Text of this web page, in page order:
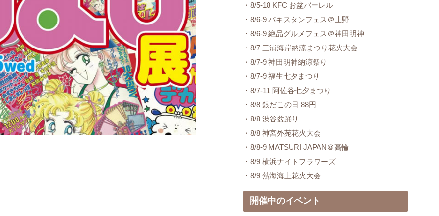
・8/5-18 KFC お盆バーレル
・8/6-9 パキスタンフェス＠上野
・8/6-9 絶品グルメフェス＠神田明神
・8/7 三浦海岸納涼まつり花火大会
・8/7-9 神田明神納涼祭り
・8/7-9 福生七夕まつり
・8/7-11 阿佐谷七夕まつり
・8/8 銀だこの日 88円
・8/8 渋谷盆踊り
・8/8 神宮外苑花火大会
・8/8-9 MATSURI JAPAN＠高輪
・8/9 横浜ナイトフラワーズ
・8/9 熱海海上花火大会
開催中のイベント